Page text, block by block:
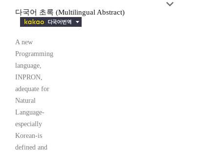
다국어 초록 (Multilingual Abstract)
A new
Programming
language,
INPRON,
adequate for
Natural
Language-
especially
Korean-is
defined and